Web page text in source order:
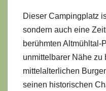
Dieser Campingplatz
sondern auch eine
berühmten Altmühltal-
unmittelbarer Nähe zu
mittelalterlichen
seinen historischen